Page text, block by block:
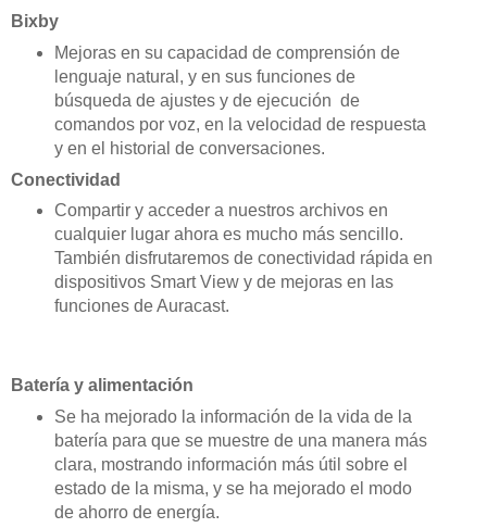
Bixby
Mejoras en su capacidad de comprensión de
lenguaje natural, y en sus funciones de
búsqueda de ajustes y de ejecución de
comandos por voz, en la velocidad de respuesta
y en el historial de conversaciones.
Conectividad
Compartir y acceder a nuestros archivos en
cualquier lugar ahora es mucho más sencillo.
También disfrutaremos de conectividad rápida en
dispositivos Smart View y de mejoras en las
funciones de Auracast.
Batería y alimentación
Se ha mejorado la información de la vida de la
batería para que se muestre de una manera más
clara, mostrando información más útil sobre el
estado de la misma, y se ha mejorado el modo
de ahorro de energía.